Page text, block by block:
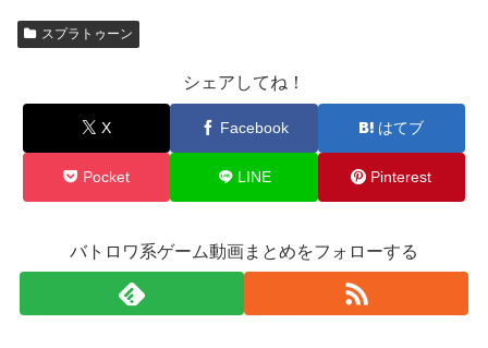
スプラトゥーン
シェアしてね！
X Facebook はてブ
Pocket LINE Pinterest
バトロワ系ゲーム動画まとめをフォローする